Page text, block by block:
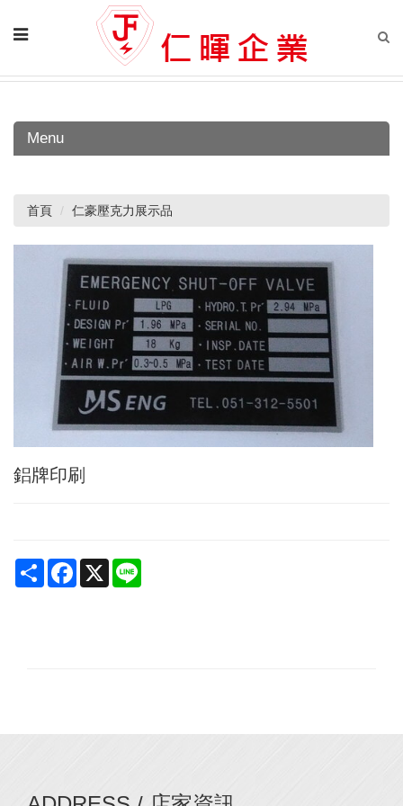
Menu
首頁 仁豪壓克力展示品
鋁牌印刷
Share Facebook
X